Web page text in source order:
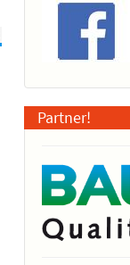
Partner!